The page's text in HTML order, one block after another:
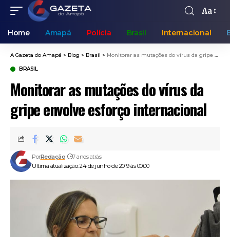
Aa
Home Amapá Polícia Brasil Internacional
A Gazeta do Amapá > Blog > Brasil > Monitorar as mutações do vírus da gripe envolve esforço internacional
BRASIL
Monitorar as mutações do vírus da
gripe envolve esforço internacional
Ultima atualização: 24 de junho de 2019 às 00:00
PorRedação 7 anos atrás